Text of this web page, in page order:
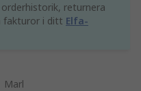
returnera
fakturor i ditt Elfa-
Marl